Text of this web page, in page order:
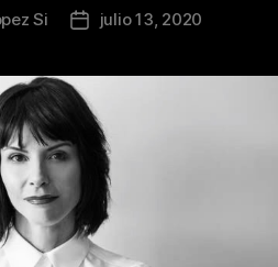
Si
Fecha
publicación
julio 13, 2020